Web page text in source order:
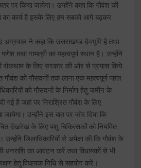
पर किया जायेगा। उन्होंने कहा कि गौवंश की
का कार्य है इसके लिए हम सबको आगे बढ़कर
अग्रवाल ने कहा कि उत्तराखण्ड देवभूमि है तथा
गणेश तथा गायत्री का महत्वपूर्ण स्थान है। उन्होंने
रोकथाम के लिए सरकार की ओर से प्रयास किये
गौवंश को गौसदनों तक लाना एक महत्वपूर्ण पहल
को गौसदनों के निर्माण हेतु जमीन के
गई है जहां पर निराश्रित गौवंश के लिए
जायेगा। उन्होंने इस बात पर जोर दिया कि
देखरेख के लिए पशु चिकित्सकों को नियमित
जिलाधिकारियों से अपेक्षा की कि गौवंश के
धनराशि का आवंटन करें तथा विधायकों से भी
हेतु विधायक निधि से सहयोग करें।